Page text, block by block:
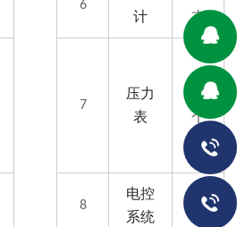
6
计
支
7
压力
表
2
个
8
电控
系统